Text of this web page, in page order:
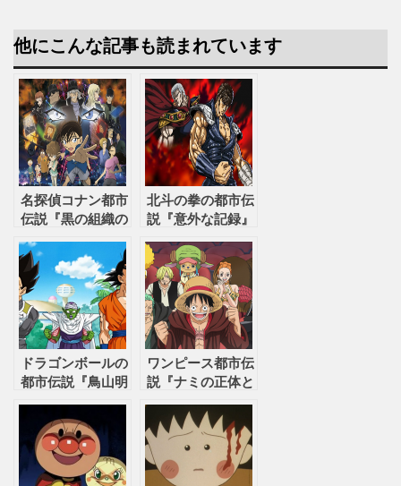
他にこんな記事も読まれています
名探偵コナン都市
伝説『黒の組織の
北斗の拳の都市伝
説『意外な記録』
ドラゴンボールの
都市伝説『鳥山明
ワンピース都市伝
説『ナミの正体と